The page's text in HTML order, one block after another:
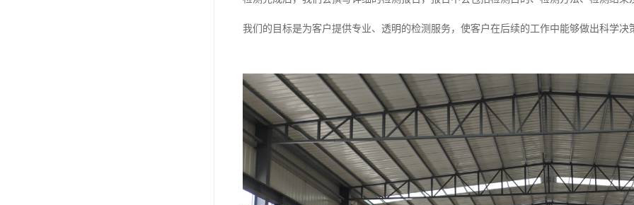
我们的目标是为客户提供专业、透明的检测服务，使客户在后续的工作中能够做出科学决